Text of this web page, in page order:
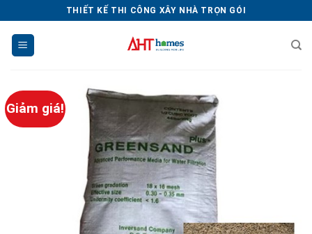
dung
THIẾT KẾ THI CÔNG XÂY NHÀ TRỌN GÓI
Giảm giá!